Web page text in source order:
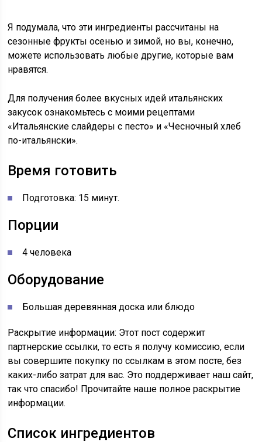
Я подумала, что эти ингредиенты рассчитаны на
сезонные фрукты осенью и зимой, но вы, конечно,
можете использовать любые другие, которые вам
нравятся.
Для получения более вкусных идей итальянских
закусок ознакомьтесь с моими рецептами
«Итальянские слайдеры с песто» и «Чесночный хлеб
по-итальянски».
Время готовить
Подготовка: 15 минут.
Порции
4 человека
Оборудование
Большая деревянная доска или блюдо
Раскрытие информации: Этот пост содержит
партнерские ссылки, то есть я получу комиссию, если
вы совершите покупку по ссылкам в этом посте, без
каких-либо затрат для вас. Это поддерживает наш сайт,
так что спасибо! Прочитайте наше полное раскрытие
информации.
Список ингредиентов